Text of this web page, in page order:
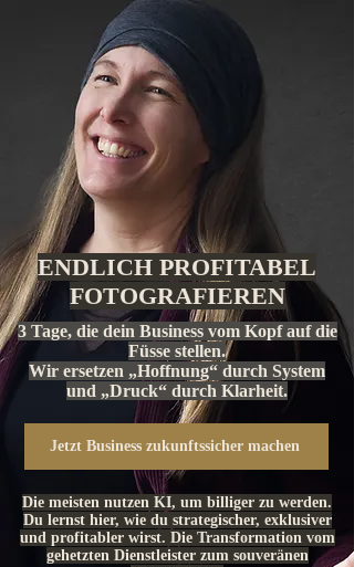
ENDLICH PROFITABEL
FOTOGRAFIEREN
3 Tage, die dein Business vom Kopf auf die
Füsse stellen.
Wir ersetzen „Hoffnung“ durch System
und „Druck“ durch Klarheit.
Jetzt Business zukunftssicher machen
Die meisten nutzen KI, um billiger zu werden.
Du lernst hier, wie du strategischer, exklusiver
und profitabler wirst. Die Transformation vom
gehetzten Dienstleister zum souveränen